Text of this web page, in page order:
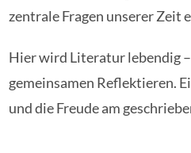
zentrale Fragen unserer Zeit
Hier wird Literatur lebendig
gemeinsamen Reflektieren.
und die Freude am